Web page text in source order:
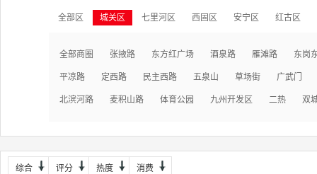
全部区 城关区 七里河区 西固区 安宁区 红古区
全部商圈 张掖路 东方红广场 酒泉路 雁滩路 东岗
平凉路 定西路 民主西路 五泉山 草场街 广武门
北滨河路 麦积山路 体育公园 九州开发区 二热 双
综合 评分 热度 消费